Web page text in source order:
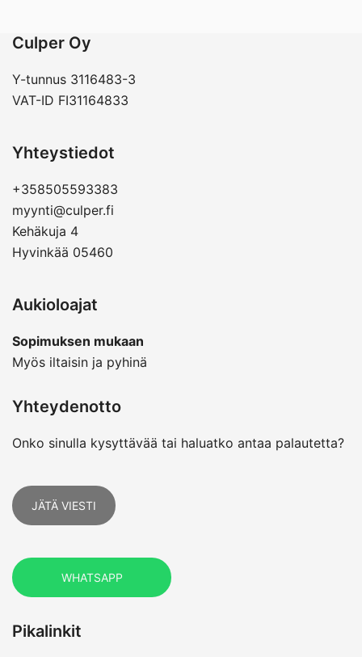
Culper Oy
Y-tunnus 3116483-3
VAT-ID FI31164833
Yhteystiedot
+358505593383
myynti@culper.fi
Kehäkuja 4
Hyvinkää 05460
Aukioloajat
Sopimuksen mukaan
Myös iltaisin ja pyhinä
Yhteydenotto
Onko sinulla kysyttävää tai haluatko antaa palautetta?
JÄTÄ VIESTI
WHATSAPP
Pikalinkit